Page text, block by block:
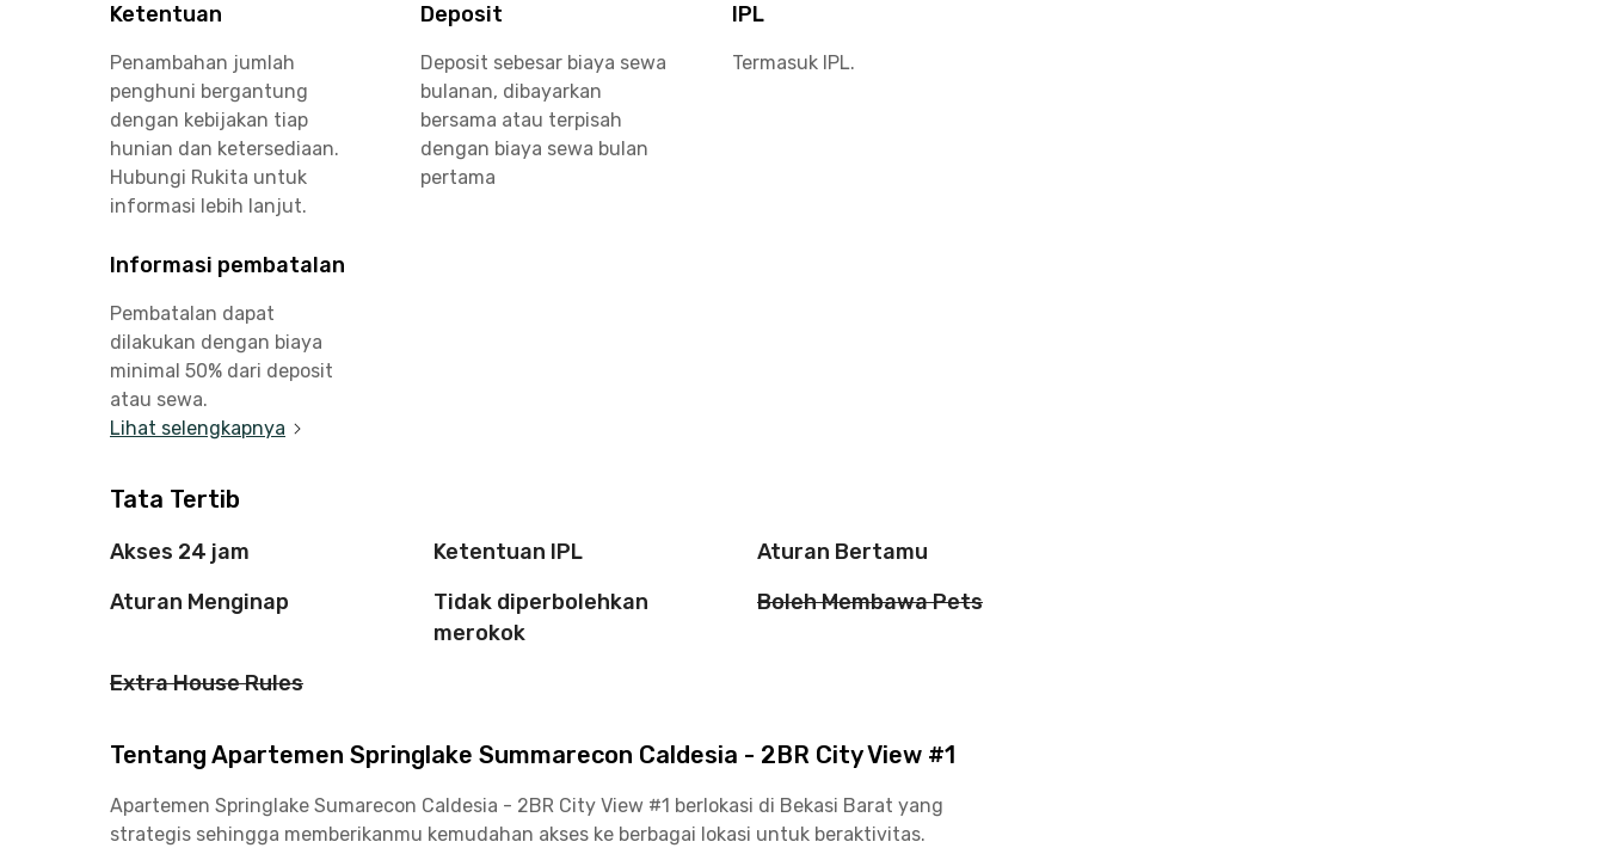
Ketentuan
Penambahan jumlah
penghuni bergantung
dengan kebijakan tiap
hunian dan ketersediaan.
Hubungi Rukita untuk
informasi lebih lanjut.
Deposit
Deposit sebesar biaya sewa
bulanan, dibayarkan
bersama atau terpisah
dengan biaya sewa bulan
pertama
IPL
Termasuk IPL.
Informasi pembatalan
Pembatalan dapat
dilakukan dengan biaya
minimal 50% dari deposit
atau sewa.
Lihat selengkapnya
Tata Tertib
Akses 24 jam Ketentuan IPL
Aturan Bertamu
Aturan Menginap
Tidak diperbolehkan
merokok
Boleh Membawa Pets
Extra House Rules
Tentang Apartemen Springlake Summarecon Caldesia - 2BR City View #1
Apartemen Springlake Sumarecon Caldesia - 2BR City View #1 berlokasi di Bekasi Barat yang
strategis sehingga memberikanmu kemudahan akses ke berbagai lokasi untuk beraktivitas.